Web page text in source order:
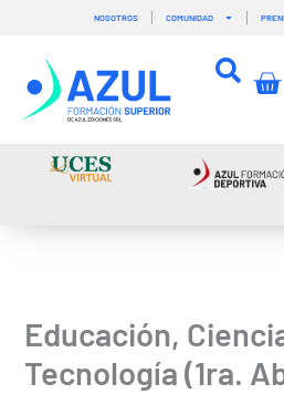
contenido
NOSOTROS COMUNIDAD
Educación,
Tecnología (1ra.